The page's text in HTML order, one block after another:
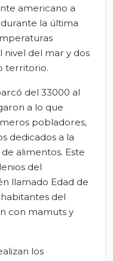
americano a
la última
nivel del mar y dos
territorio.
del 33000 al
a lo que
pobladores,
dedicados a la
alimentos. Este
del
llamado Edad de
del
con mamuts y
los